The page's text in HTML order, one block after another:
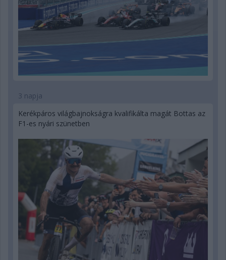
3 napja
Kerékpáros világbajnokságra kvalifikálta magát Bottas az
F1-es nyári szünetben